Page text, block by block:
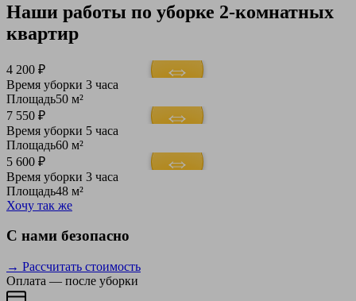
Наши работы по уборке 2-комнатных
квартир
4 200 ₽
Время уборки 3 часа
Площадь50 м²
7 550 ₽
Время уборки 5 часа
Площадь60 м²
5 600 ₽
Время уборки 3 часа
Площадь48 м²
Хочу так же
С нами безопасно
→ Рассчитать стоимость
Оплата — после уборки